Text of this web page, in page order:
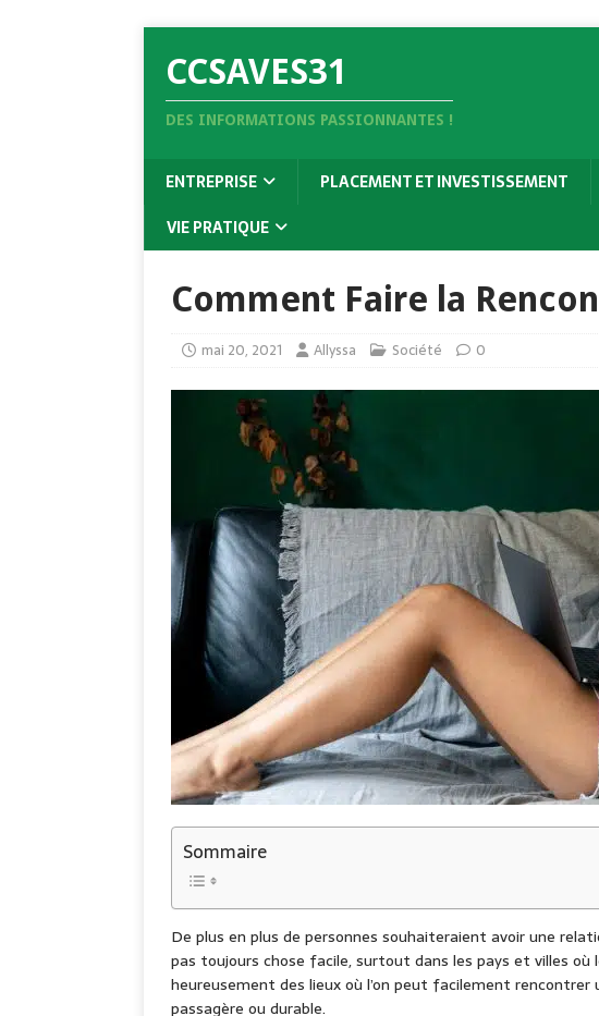
CCSAVES31
DES INFORMATIONS PASSIONNANTES !
ENTREPRISE PLACEMENT ET INVESTISSEMENT
VIE PRATIQUE
Comment Faire la
mai 20, 2021 Allyssa Société 0
Sommaire
De plus en plus de personnes souhaiteraient avoir une
pas toujours chose facile, surtout dans les pays et villes où
heureusement des lieux où l’on peut facilement
passagère ou durable.